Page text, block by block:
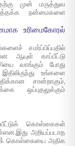
முன் மருத்துவ
நன்மைகளை
உரிமைகோரல்
சமர்ப்பிப்பதில்
ஆயுள் காப்பீட்டு
வாங்கும் போது
உங்களை
சான்றாகும்,
ஒப்புதலுக்கும்
கொள்கைகள்
அறியப்படாத
கொள்கையை அதிக